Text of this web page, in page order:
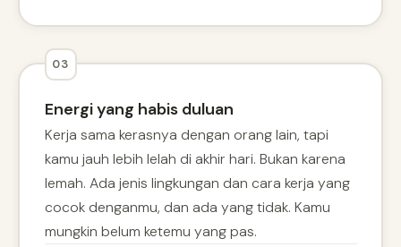
03
Energi yang habis duluan
Kerja sama kerasnya dengan orang lain, tapi
kamu jauh lebih lelah di akhir hari. Bukan karena
lemah. Ada jenis lingkungan dan cara kerja yang
cocok denganmu, dan ada yang tidak. Kamu
mungkin belum ketemu yang pas.